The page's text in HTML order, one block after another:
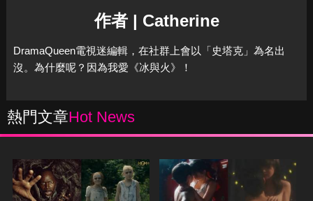
作者 | Catherine
DramaQueen電視迷編輯，在社群上會以「史塔克」為名出
沒。為什麼呢？因為我愛《冰與火》！
熱門文章Hot News